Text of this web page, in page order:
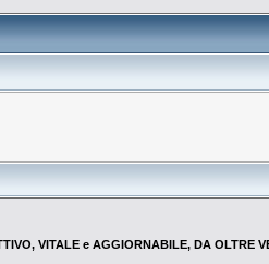
VITALE e AGGIORNABILE, DA OLTRE